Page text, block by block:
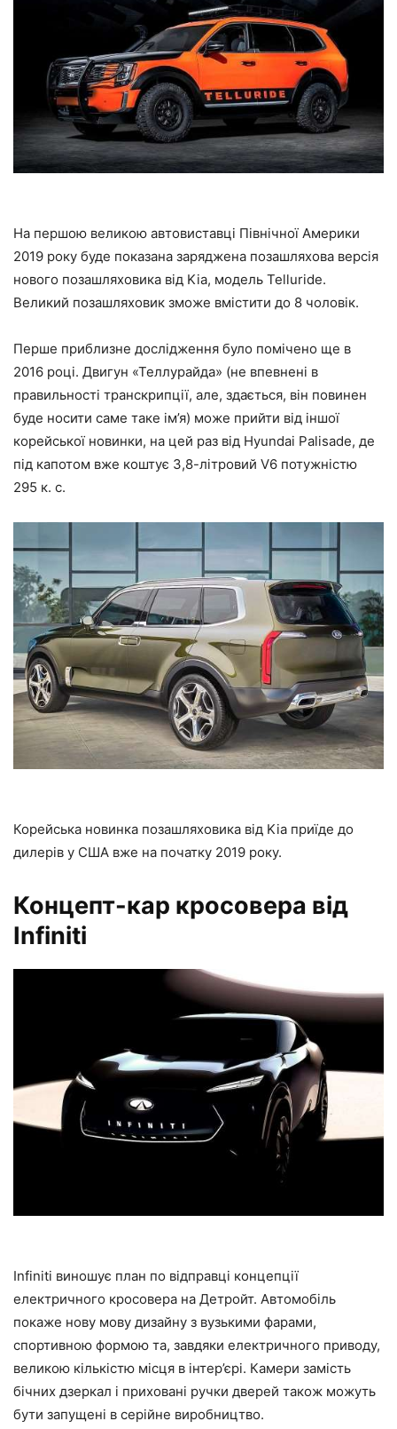
На першою великою автовиставці Північної Америки
2019 року буде показана заряджена позашляхова версія
нового позашляховика від Kia, модель Telluride.
Великий позашляховик зможе вмістити до 8 чоловік.
Перше приблизне дослідження було помічено ще в
2016 році. Двигун «Теллурайда» (не впевнені в
правильності транскрипції, але, здається, він повинен
буде носити саме таке ім’я) може прийти від іншої
корейської новинки, на цей раз від Hyundai Palisade, де
під капотом вже коштує 3,8-літровий V6 потужністю
295 к. с.
Корейська новинка позашляховика від Kia приїде до
дилерів у США вже на початку 2019 року.
Концепт-кар кросовера від
Infiniti
Infiniti виношує план по відправці концепції
електричного кросовера на Детройт. Автомобіль
покаже нову мову дизайну з вузькими фарами,
спортивною формою та, завдяки електричного приводу,
великою кількістю місця в інтер’єрі. Камери замість
бічних дзеркал і приховані ручки дверей також можуть
бути запущені в серійне виробництво.